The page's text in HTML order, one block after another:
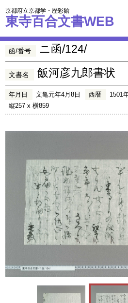
京都府立京都学・歴彩館
東寺百合文書WEB
函/番号 ニ函/124/
文書名 飯河彦九郎書状
年月日 文亀元年4月8日 西暦 1501
縦257 x 横859